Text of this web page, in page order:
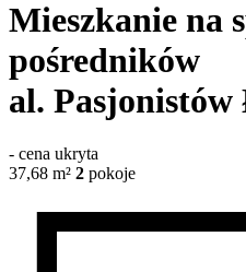
Mieszkanie na
pośredników
al. Pasjonistów
- cena ukryta
37,68 m² 2 pokoje